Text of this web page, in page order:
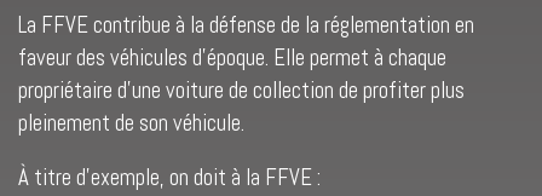
La FFVE contribue à la défense de la réglementation en
faveur des véhicules d’époque. Elle permet à chaque
propriétaire d’une voiture de collection de profiter plus
pleinement de son véhicule.
À titre d’exemple, on doit à la FFVE :